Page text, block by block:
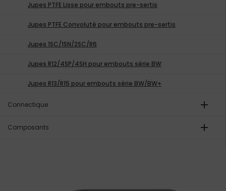
Jupes PTFE Lisse pour embouts pre-sertis
Jupes PTFE Convoluté pour embouts pre-sertis
Jupes 1SC/1SN/2SC/R6
Jupes R12/4SP/4SH pour embouts série BW
Jupes R13/R15 pour embouts série BW/BW+
Connectique add
Composants add